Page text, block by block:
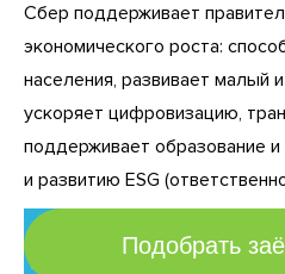
Сбер поддерживает
экономического роста:
населения, развивает малый
ускоряет цифровизацию,
поддерживает образование и
и развитию ESG